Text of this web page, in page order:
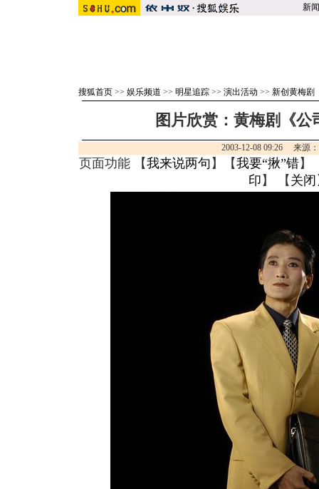
新闻
搜狐首页 >> 娱乐频道 >> 明星追踪 >> 演出活动 >> 新创黄梅剧
图片欣赏：黄梅剧《公
2003-12-08 09:26 来源
页面功能 【我来说两句 】【我要“揪”错】
印 】 【 关闭